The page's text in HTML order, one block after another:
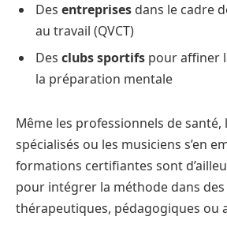
Des entreprises dans le cadre
au travail (QVCT)
Des clubs sportifs pour affiner
la préparation mentale
Même les professionnels de santé,
spécialisés ou les musiciens s’en
formations certifiantes sont
pour intégrer la méthode dans
thérapeutiques, pédagogiques ou